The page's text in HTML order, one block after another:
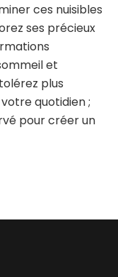
ces nuisibles
ses précieux
et
plus
quotidien ;
pour créer un